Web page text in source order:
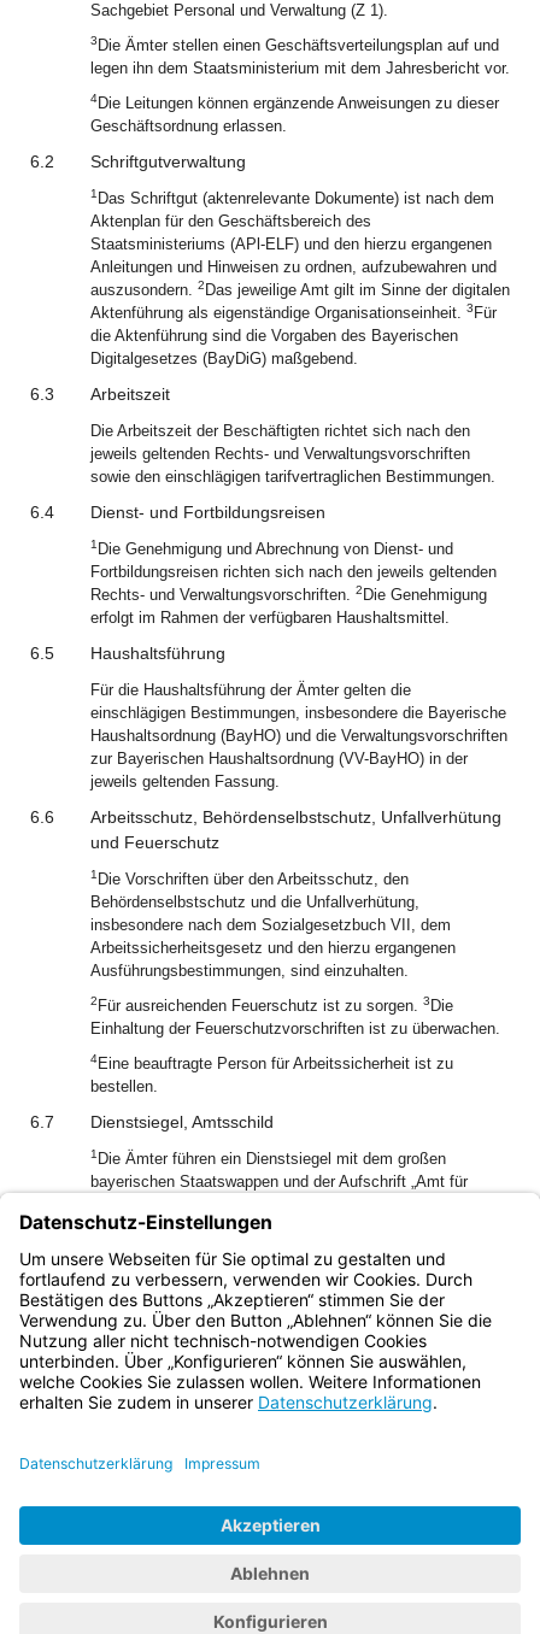
Sachgebiet Personal und Verwaltung (Z 1).
3 Die Ämter stellen einen Geschäftsverteilungsplan auf und
legen ihn dem Staatsministerium mit dem Jahresbericht vor.
4Die Leitungen können ergänzende Anweisungen zu dieser
Geschäftsordnung erlassen.
6.2 Schriftgutverwaltung
1 Das Schriftgut (aktenrelevante Dokumente) ist nach dem
Aktenplan für den Geschäftsbereich des
Staatsministeriums (APl-ELF) und den hierzu ergangenen
Anleitungen und Hinweisen zu ordnen, aufzubewahren und
auszusondern. 2 Das jeweilige Amt gilt im Sinne der digitalen
Aktenführung als eigenständige Organisationseinheit. 3 Für
die Aktenführung sind die Vorgaben des Bayerischen
Digitalgesetzes (BayDiG) maßgebend.
6.3 Arbeitszeit
Die Arbeitszeit der Beschäftigten richtet sich nach den
jeweils geltenden Rechts- und Verwaltungsvorschriften
sowie den einschlägigen tarifvertraglichen Bestimmungen.
6.4 Dienst- und Fortbildungsreisen
1 Die Genehmigung und Abrechnung von Dienst- und
Fortbildungsreisen richten sich nach den jeweils geltenden
Rechts- und Verwaltungsvorschriften. 2 Die Genehmigung
erfolgt im Rahmen der verfügbaren Haushaltsmittel.
6.5 Haushaltsführung
Für die Haushaltsführung der Ämter gelten die
einschlägigen Bestimmungen, insbesondere die Bayerische
Haushaltsordnung (BayHO) und die Verwaltungsvorschriften
zur Bayerischen Haushaltsordnung (VV-BayHO) in der
jeweils geltenden Fassung.
6.6
Arbeitsschutz, Behördenselbstschutz, Unfallverhütung
und Feuerschutz
1 Die Vorschriften über den Arbeitsschutz, den
Behördenselbstschutz und die Unfallverhütung,
insbesondere nach dem Sozialgesetzbuch VII, dem
Arbeitssicherheitsgesetz und den hierzu ergangenen
Ausführungsbestimmungen, sind einzuhalten.
2 Für ausreichenden Feuerschutz ist zu sorgen. 3 Die
Einhaltung der Feuerschutzvorschriften ist zu überwachen.
4Eine beauftragte Person für Arbeitssicherheit ist zu
bestellen.
6.7 Dienstsiegel, Amtsschild
1 Die Ämter führen ein Dienstsiegel mit dem großen
bayerischen Staatswappen und der Aufschrift „Amt für
Die Dienstgebäude der Ämter sind mit einem Amtsschild
zu kennzeichnen, das die gleiche Aufschrift wie das
Dienstsiegel trägt.
Bayern.de
BayernPortal
Impressum